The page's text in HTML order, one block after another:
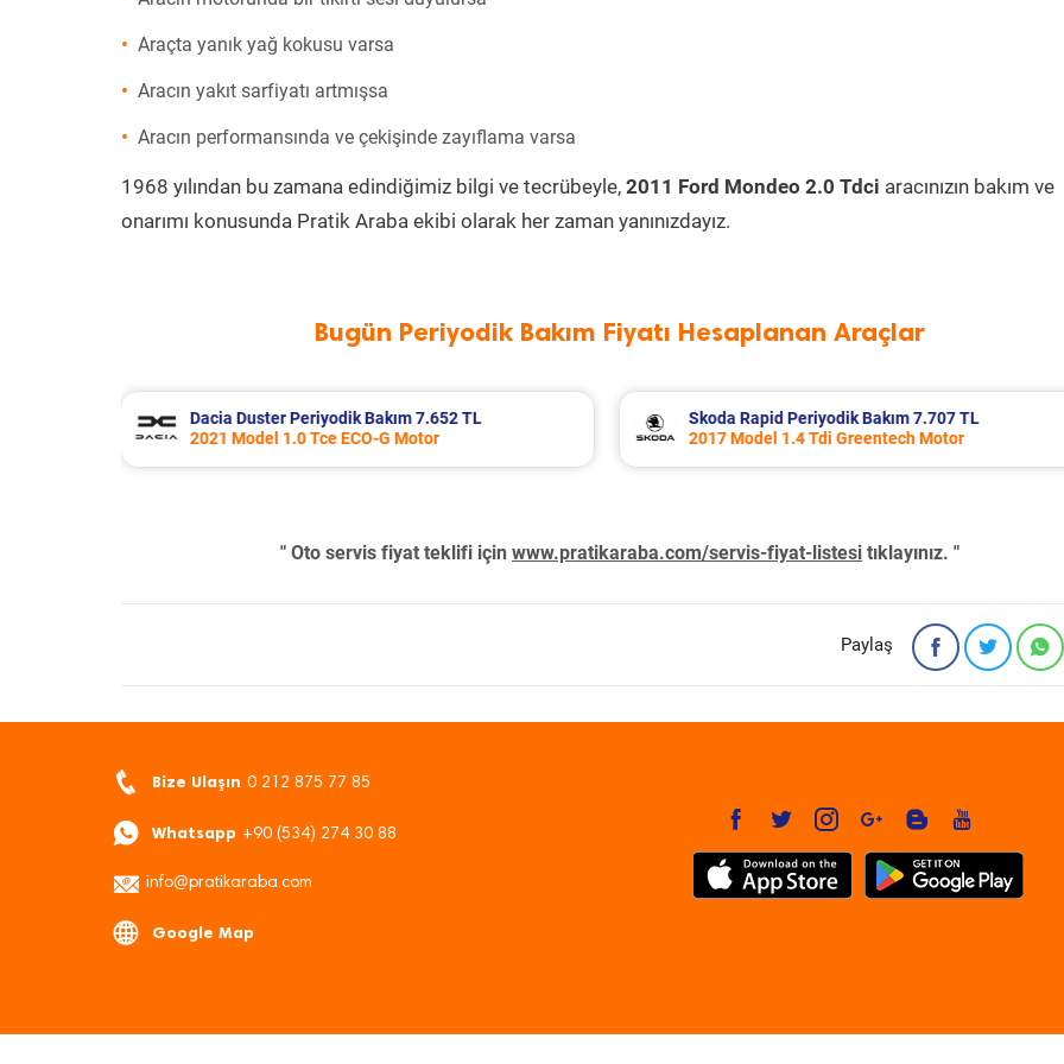
Araçta yanık yağ kokusu varsa
Aracın yakıt sarfiyatı artmışsa
Aracın performansında ve çekişinde zayıflama varsa
1968 yılından bu zamana edindiğimiz bilgi ve tecrübeyle, 2011 Ford Mondeo 2.0 Tdci aracınızın bakım ve
onarımı konusunda Pratik Araba ekibi olarak her zaman yanınızdayız.
Bugün Periyodik Bakım Fiyatı Hesaplanan Araçlar
Skoda Rapid Periyodik Bakım 7.707 TL
2017 Model 1.4 Tdi Greentech Motor
Porsche Panamera Periyodik Bakım
2011 Model 3.6 4 Motor
" Oto servis fiyat teklifi için www.pratikaraba.com/servis-fiyat-listesi tıklayınız. "
Paylaş
Bize Ulaşın 0 212 875 77 85
Whatsapp +90 (534) 274 30 88
info@pratikaraba.com
Google Map